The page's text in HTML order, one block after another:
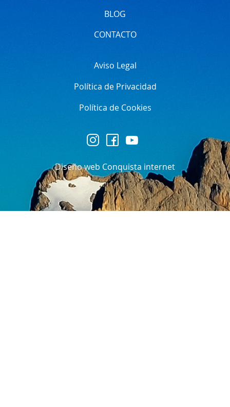
BLOG
CONTACTO
Aviso Legal
Política de Privacidad
Política de Cookies
Diseño web Conquista internet